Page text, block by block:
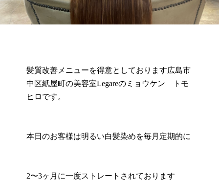
髪質改善メニューを得意としております広島市
中区紙屋町の美容室Legareのミョウケン トモ
ヒロです。
本日のお客様は明るい白髪染めを毎月定期的に
2〜3ヶ月に一度ストレートされております